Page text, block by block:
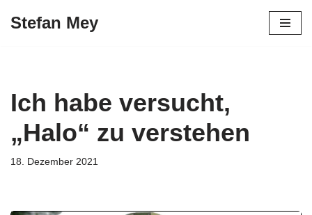
Stefan Mey
Ich habe versucht,
„Halo“ zu verstehen
18. Dezember 2021